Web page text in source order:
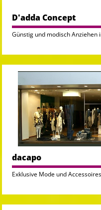
D'adda Concept
Günstig und modisch Anziehen
dacapo
Exklusive Mode und